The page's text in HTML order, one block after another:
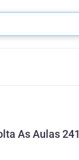
As Aulas 241